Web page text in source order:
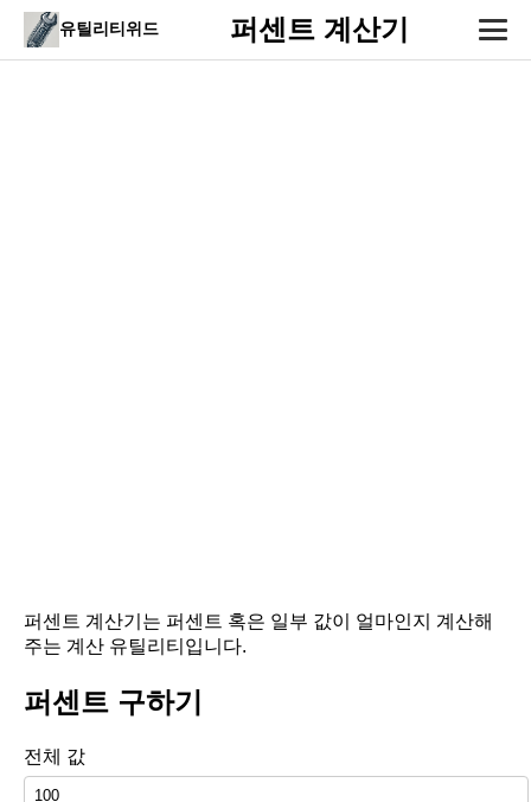
유틸리티위드 퍼센트 계산기
퍼센트 계산기는 퍼센트 혹은 일부 값이 얼마인지 계산해
주는 계산 유틸리티입니다.
퍼센트 구하기
전체 값